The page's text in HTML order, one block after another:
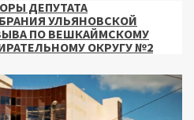
ДЕПУТАТА
УЛЬЯНОВСКОЙ
ПО ВЕШКАЙМСКОМУ
ОКРУГУ №2